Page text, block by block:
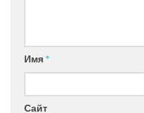
Имя*
Сайт